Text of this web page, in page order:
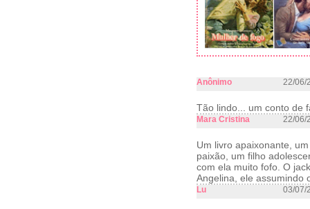
Anônimo 22/06/
Tão lindo... um conto de
Mara Cristina 22/06/
Um livro apaixonante,
paixão, um filho
com ela muito fofo. O
Angelina, ele assumindo
Lu 03/07/